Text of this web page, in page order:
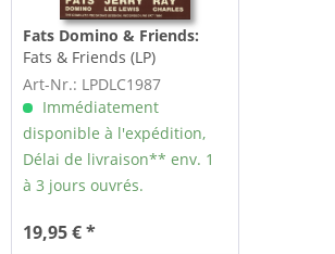
Fats Domino & Friends:
Fats & Friends (LP)
Art-Nr.: LPDLC1987
Immédiatement
disponible à l'expédition,
Délai de livraison** env. 1
à 3 jours ouvrés.
19,95 € *